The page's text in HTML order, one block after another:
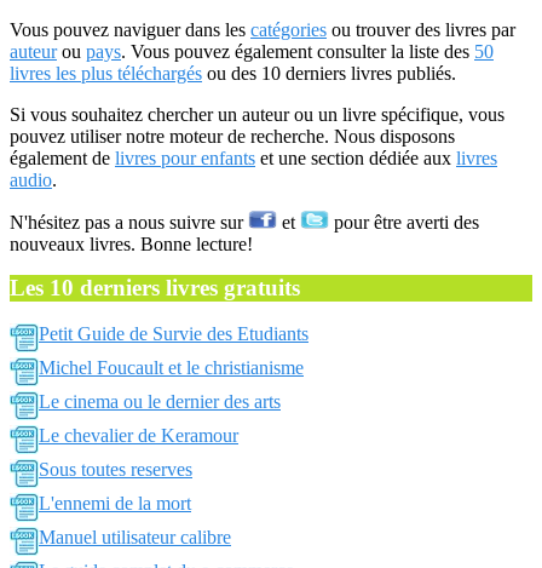
Vous pouvez naviguer dans les catégories ou trouver des livres par
auteurou pays. Vous pouvez également consulter la liste des 50
livres les plus téléchargés ou des 10 derniers livres publiés.
Si vous souhaitez chercher un auteur ou un livre spécifique, vous
pouvez utiliser notre moteur de recherche. Nous disposons
également de livres pour enfants et une section dédiée aux livres
audio.
N'hésitez pas a nous suivre sur et
pour être averti des
nouveaux livres. Bonne lecture!
Les 10 derniers livres gratuits
Petit Guide de Survie des Etudiants
Michel Foucault et le christianisme
Le cinema ou le dernier des arts
Le chevalier de Keramour
Sous toutes reserves
L'ennemi de la mort
Manuel utilisateur calibre